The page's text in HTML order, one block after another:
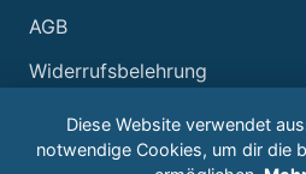
AGB
Widerrufsbelehrung
Diese Website verwendet
notwendige Cookies, um dir die